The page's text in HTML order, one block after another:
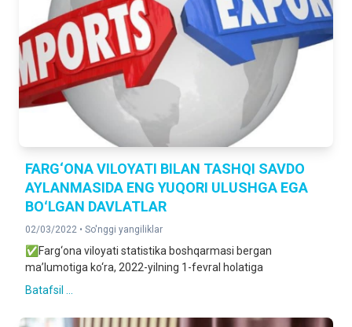
FARG‘ONA VILOYATI BILAN TASHQI SAVDO
AYLANMASIDA ENG YUQORI ULUSHGA EGA
BOʻLGAN DAVLATLAR
02/03/2022 • So'nggi yangiliklar
✅Farg‘ona viloyati statistika boshqarmasi bergan
ma’lumotiga ko‘ra, 2022-yilning 1-fevral holatiga
Batafsil ...